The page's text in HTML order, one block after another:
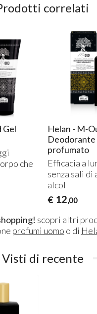
correlati
Gel
che
Helan - M-
Deodorante
profumato
Efficacia a
senza sali di
alcol
€ 12,00
scopri altri
profumi uomo o di
Visti di recente